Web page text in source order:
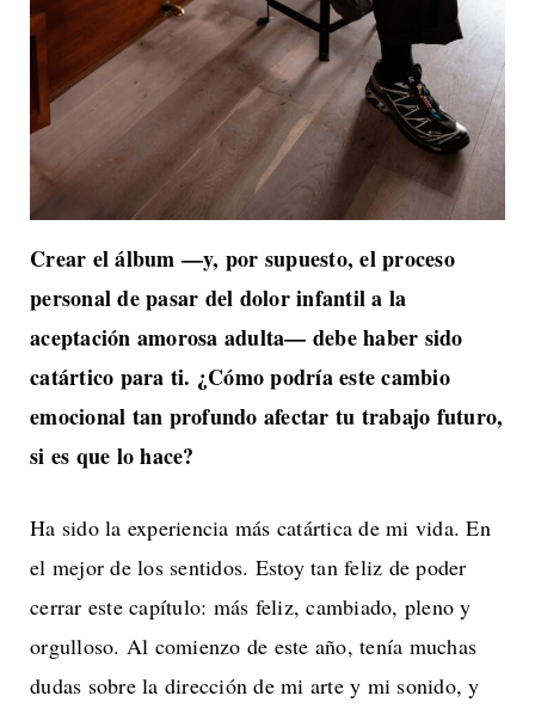
Crear el álbum —y, por supuesto, el proceso
personal de pasar del dolor infantil a la
aceptación amorosa adulta— debe haber sido
catártico para ti. ¿Cómo podría este cambio
emocional tan profundo afectar tu trabajo futuro,
si es que lo hace?
Ha sido la experiencia más catártica de mi vida. En
el mejor de los sentidos. Estoy tan feliz de poder
cerrar este capítulo: más feliz, cambiado, pleno y
orgulloso. Al comienzo de este año, tenía muchas
dudas sobre la dirección de mi arte y mi sonido, y